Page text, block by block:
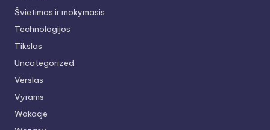
Švietimas ir mokymasis
Technologijos
Tikslas
Uncategorized
Verslas
Vyrams
Wakacje